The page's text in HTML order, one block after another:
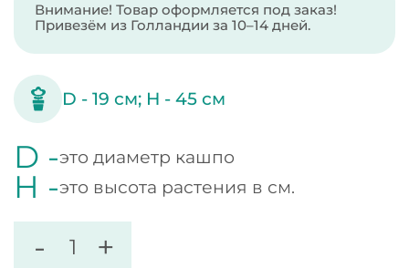
Внимание! Товар оформляется под заказ!
Привезём из Голландии за 10–14 дней.
D -19 см; H -45 см
D -это диаметр кашпо
H -это высота растения в см.
- +